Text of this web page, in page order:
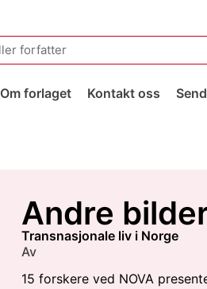
Om forlaget Kontakt oss
Andre
transnasjonale liv i Norge
Av
15 forskere ved NOVA